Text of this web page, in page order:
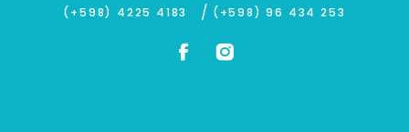
(+598) 4225 4183 / (+598) 96 434 253